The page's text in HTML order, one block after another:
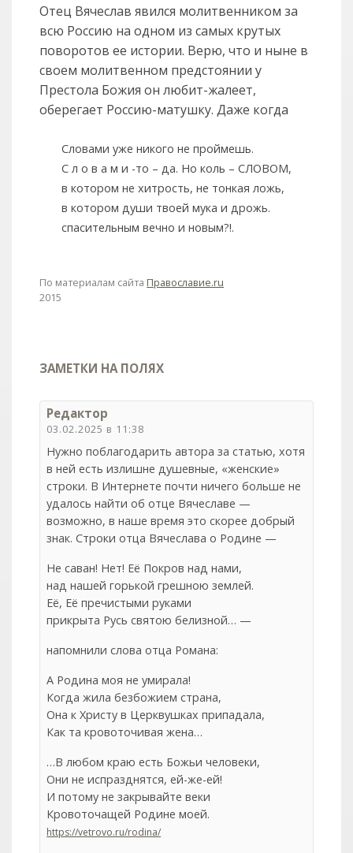
Отец Вячеслав явился молитвенником за
всю Россию на одном из самых крутых
поворотов ее истории. Верю, что и ныне в
своем молитвенном предстоянии у
Престола Божия он любит-жалеет,
оберегает Россию-матушку. Даже когда
Словами уже никого не проймешь.
С л о в а м и -то – да. Но коль – СЛОВОМ,
в котором не хитрость, не тонкая ложь,
в котором души твоей мука и дрожь.
спасительным вечно и новым?!.
По материалам сайта Православие.ru
2015
ЗАМЕТКИ НА ПОЛЯХ
Редактор
03.02.2025 в 11:38
Нужно поблагодарить автора за статью, хотя
в ней есть излишне душевные, «женские»
строки. В Интернете почти ничего больше не
удалось найти об отце Вячеславе —
возможно, в наше время это скорее добрый
знак. Строки отца Вячеслава о Родине —
Не саван! Нет! Её Покров над нами,
над нашей горькой грешною землей.
Её, Её пречистыми руками
прикрыта Русь святою белизной… —
напомнили слова отца Романа:
А Родина моя не умирала!
Когда жила безбожием страна,
Она к Христу в Церквушках припадала,
Как та кровоточивая жена…
…В любом краю есть Божьи человеки,
Они не испразднятся, ей-же-ей!
И потому не закрывайте веки
Кровоточащей Родине моей.
https://vetrovo.ru/rodina/